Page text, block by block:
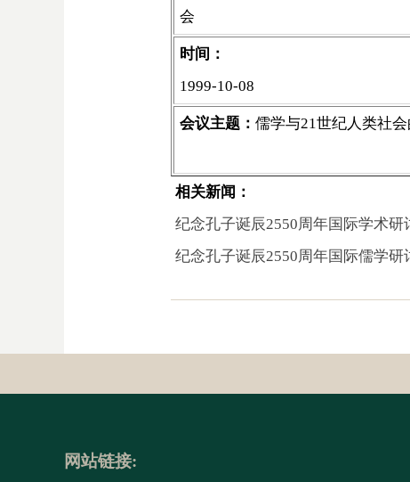
会
时间：
1999-10-08
会议主题： 儒学与21世纪人类社
相关新闻：
纪念孔子诞辰2550周年国际学术
纪念孔子诞辰2550周年国际儒学研
网站链接: